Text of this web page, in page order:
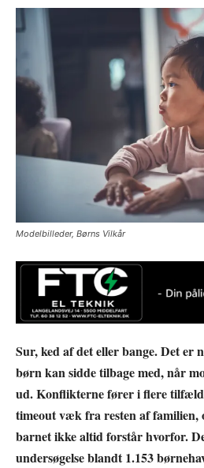
Modelbilleder, Børns Vilkår
Sur, ked af det eller bange. Det er
børn kan sidde tilbage med, når
ud. Konflikterne fører i flere
timeout væk fra resten af familien,
barnet ikke altid forstår hvorfor.
undersøgelse blandt 1.153